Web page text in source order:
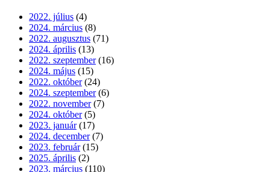
2022. július (4)
2024. március (8)
2022. augusztus (71)
2024. április (13)
2022. szeptember (16)
2024. május (15)
2022. október (24)
2024. szeptember (6)
2022. november (7)
2024. október (5)
2023. január (17)
2024. december (7)
2023. február (15)
2025. április (2)
2023. március (110)